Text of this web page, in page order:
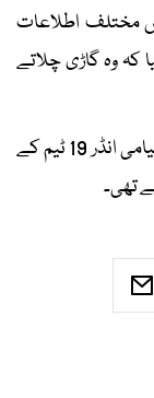
مختلف اطلاعات
کہ وہ گاڑی چلاتے
واضح رہے کہ ماریا سول میسی کی شادی انٹر میامی انڈر 19 ٹیم کے
تھی۔